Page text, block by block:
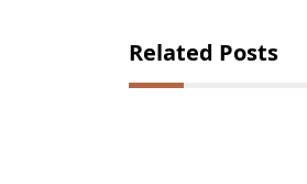
Related Posts